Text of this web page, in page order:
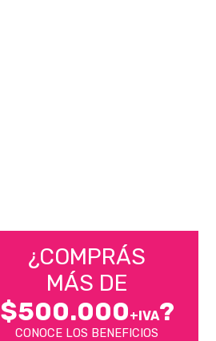
¿COMPRÁS
MÁS DE
$500.000+IVA?
CONOCE LOS BENEFICIOS